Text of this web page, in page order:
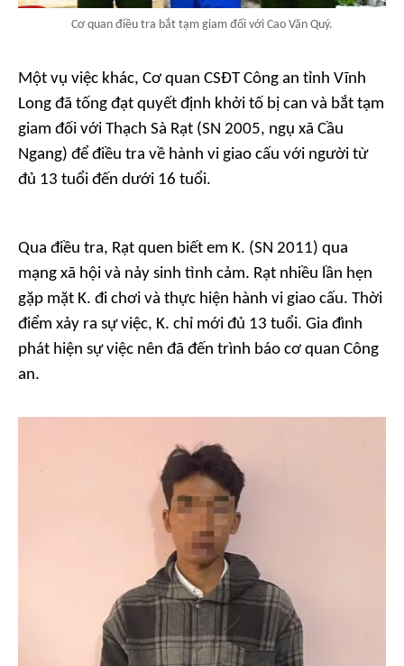
Cơ quan điều tra bắt tạm giam đối với Cao Văn Quý.
Một vụ việc khác, Cơ quan CSĐT Công an tỉnh Vĩnh
Long đã tống đạt quyết định khởi tố bị can và bắt tạm
giam đối với Thạch Sà Rạt (SN 2005, ngụ xã Cầu
Ngang) để điều tra về hành vi giao cấu với người từ
đủ 13 tuổi đến dưới 16 tuổi.
Qua điều tra, Rạt quen biết em K. (SN 2011) qua
mạng xã hội và nảy sinh tình cảm. Rạt nhiều lần hẹn
gặp mặt K. đi chơi và thực hiện hành vi giao cấu. Thời
điểm xảy ra sự việc, K. chỉ mới đủ 13 tuổi. Gia đình
phát hiện sự việc nên đã đến trình báo cơ quan Công
an.